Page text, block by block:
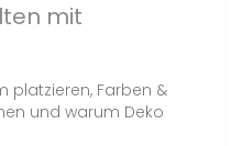
mit
platzieren, Farben &
und warum Deko